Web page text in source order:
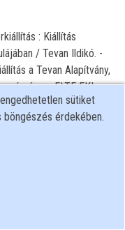
: Kiállítás
/ Tevan Ildikó. -
a Tevan Alapítvány,
és az ELTE EKL
sütiket
érdekében.